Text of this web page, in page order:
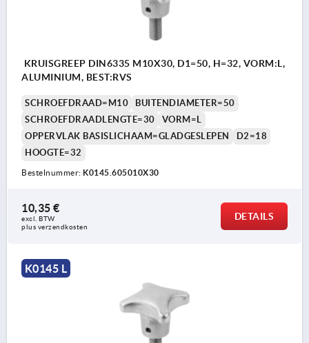
KRUISGREEP DIN6335 M10X30, D1=50, H=32, VORM:L,
ALUMINIUM, BEST:RVS
SCHROEFDRAAD=M10
BUITENDIAMETER=50
SCHROEFDRAADLENGTE=30
VORM=L
OPPERVLAK BASISLICHAAM=GLADGESLEPEN
D2=18
HOOGTE=32
Bestelnummer: K0145.605010X30
10,35 €
excl. BTW
plus verzendkosten
DETAILS
K0145 L